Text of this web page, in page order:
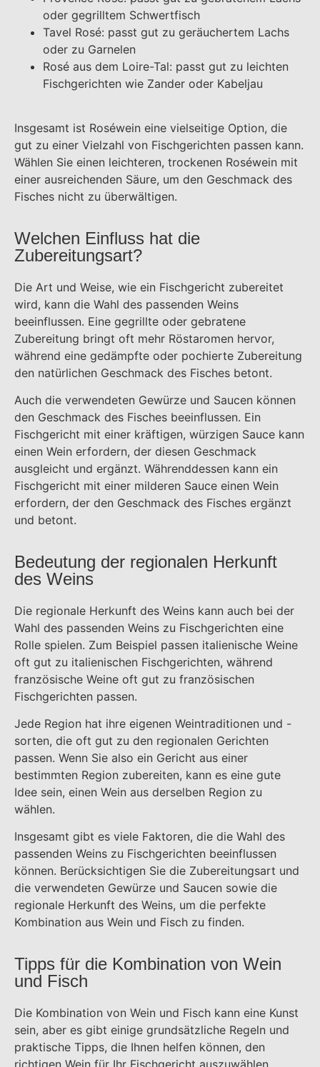
oder gegrilltem Schwertfisch
Tavel Rosé: passt gut zu geräuchertem Lachs
oder zu Garnelen
Rosé aus dem Loire-Tal: passt gut zu leichten
Fischgerichten wie Zander oder Kabeljau
Insgesamt ist Roséwein eine vielseitige Option, die
gut zu einer Vielzahl von Fischgerichten passen kann.
Wählen Sie einen leichteren, trockenen Roséwein mit
einer ausreichenden Säure, um den Geschmack des
Fisches nicht zu überwältigen.
Welchen Einfluss hat die
Zubereitungsart?
Die Art und Weise, wie ein Fischgericht zubereitet
wird, kann die Wahl des passenden Weins
beeinflussen. Eine gegrillte oder gebratene
Zubereitung bringt oft mehr Röstaromen hervor,
während eine gedämpfte oder pochierte Zubereitung
den natürlichen Geschmack des Fisches betont.
Auch die verwendeten Gewürze und Saucen können
den Geschmack des Fisches beeinflussen. Ein
Fischgericht mit einer kräftigen, würzigen Sauce kann
einen Wein erfordern, der diesen Geschmack
ausgleicht und ergänzt. Währenddessen kann ein
Fischgericht mit einer milderen Sauce einen Wein
erfordern, der den Geschmack des Fisches ergänzt
und betont.
Bedeutung der regionalen Herkunft
des Weins
Die regionale Herkunft des Weins kann auch bei der
Wahl des passenden Weins zu Fischgerichten eine
Rolle spielen. Zum Beispiel passen italienische Weine
oft gut zu italienischen Fischgerichten, während
französische Weine oft gut zu französischen
Fischgerichten passen.
Jede Region hat ihre eigenen Weintraditionen und -
sorten, die oft gut zu den regionalen Gerichten
passen. Wenn Sie also ein Gericht aus einer
bestimmten Region zubereiten, kann es eine gute
Idee sein, einen Wein aus derselben Region zu
wählen.
Insgesamt gibt es viele Faktoren, die die Wahl des
passenden Weins zu Fischgerichten beeinflussen
können. Berücksichtigen Sie die Zubereitungsart und
die verwendeten Gewürze und Saucen sowie die
regionale Herkunft des Weins, um die perfekte
Kombination aus Wein und Fisch zu finden.
Tipps für die Kombination von Wein
und Fisch
Die Kombination von Wein und Fisch kann eine Kunst
sein, aber es gibt einige grundsätzliche Regeln und
praktische Tipps, die Ihnen helfen können, den
richtigen Wein für Ihr Fischgericht auszuwählen.